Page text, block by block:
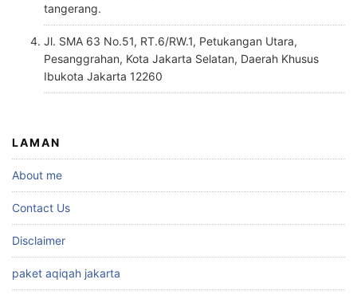
tangerang.
Jl. SMA 63 No.51, RT.6/RW.1, Petukangan Utara,
Pesanggrahan, Kota Jakarta Selatan, Daerah Khusus
Ibukota Jakarta 12260
LAMAN
About me
Contact Us
Disclaimer
paket aqiqah jakarta